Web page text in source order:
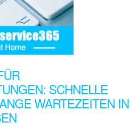
SCHNELLE
WARTEZEITEN IN